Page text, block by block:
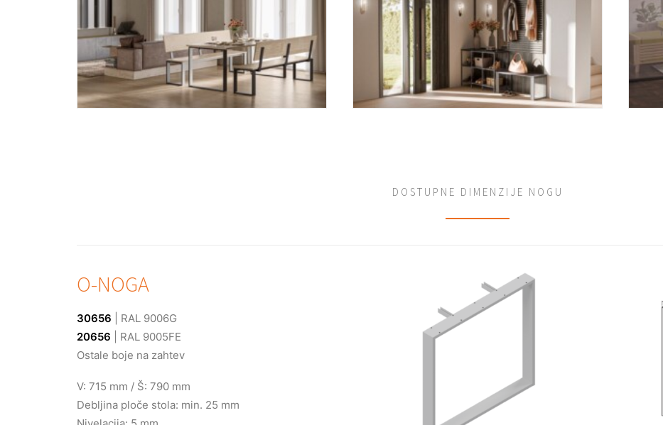
DOSTUPNE DIMENZIJE NOGU
O-NOGA
30656 | RAL 9006G
20656 | RAL 9005FE
Ostale boje na zahtev
V: 715 mm / Š: 790 mm
Debljina ploče stola: min. 25 mm